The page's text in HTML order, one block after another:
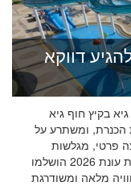
דווקא
בקיץ חוף גיא
הכנרת, ומשתרע על
פרטי, מגלשות
אקסטרים, בריכת גלים ומתקנים לילדים. לקראת עונת 2026 הושלמו
מלאה ומשודרגת